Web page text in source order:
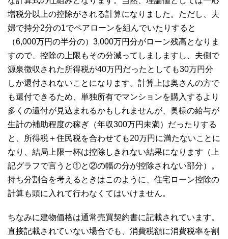
増税分以上の控除がされる計算になりました。ただし、夫
婦で持分2分の1でペアローンを組んでいたりすると
（6,000万円の半分の）3,000万円分がローン残高となりま
すので、控除の上限もその分減ってしましますし、夫側で
源泉徴収された所得税が40万円だったとしても30万円分
しか還付されないことになります。計算上は奥さんの方で
も還付できるため、単独所有でマンションを購入するより
多くの還付が見込まれるかもしれませんが、奥様の給与が
生計の補助程度の稼ぎ（年収300万円未満）だったりする
と、所得税＋住民税を合わせても20万円に満たないことに
なり、結局上限一杯は控除しきれない結果になります（上
記グラフで言うと①と②の幅の分が控除されない部分）。
持ち分割合を考えるときはこのように、住宅ローン控除の
計算も頭に入れて行わなくてはいけません。
ちなみに建物価格は通常売買契約書に記載されています。
直接記載されていない場合でも、消費税額に消費税率を割